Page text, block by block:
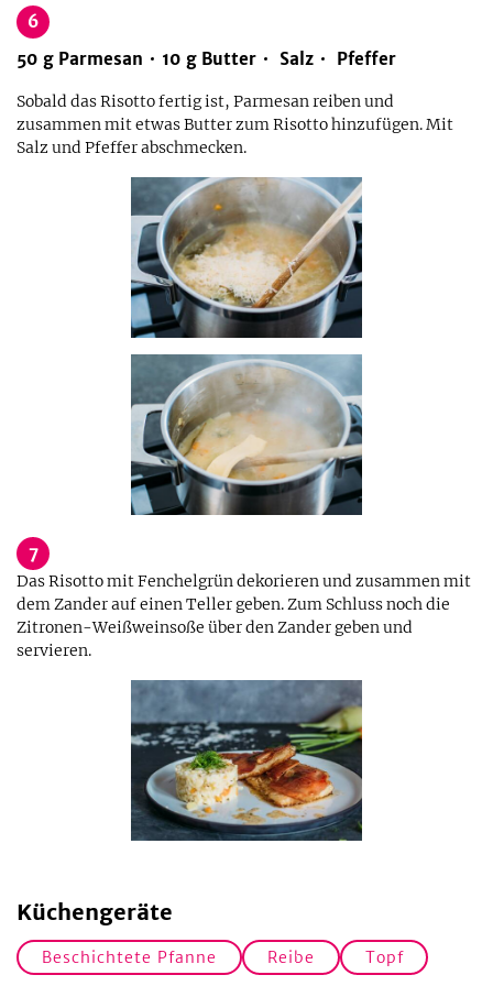
6
50 g Parmesan 10 g Butter Salz Pfeffer
Sobald das Risotto fertig ist, Parmesan reiben und
zusammen mit etwas Butter zum Risotto hinzufügen. Mit
Salz und Pfeffer abschmecken.
7
Das Risotto mit Fenchelgrün dekorieren und zusammen mit
dem Zander auf einen Teller geben. Zum Schluss noch die
Zitronen-Weißweinsoße über den Zander geben und
servieren.
Küchengeräte
Beschichtete Pfanne Reibe Topf